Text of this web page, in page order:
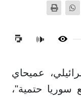
🔊
عميحاي
سوريا حتمية"،